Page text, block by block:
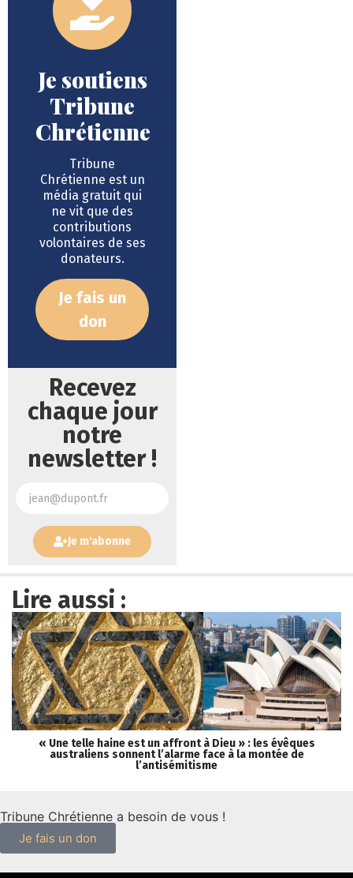
Je soutiens
Tribune
Chrétienne
Tribune
Chrétienne est un
média gratuit qui
ne vit que des
contributions
volontaires de ses
donateurs.
Je fais un
don
Recevez
chaque jour
notre
newsletter !
Je m'abonne
Lire aussi :
« Une telle haine est un affront à Dieu » : les évêques
australiens sonnent l’alarme face à la montée de
l’antisémitisme
Tribune Chrétienne a besoin de vous !
Je fais un don